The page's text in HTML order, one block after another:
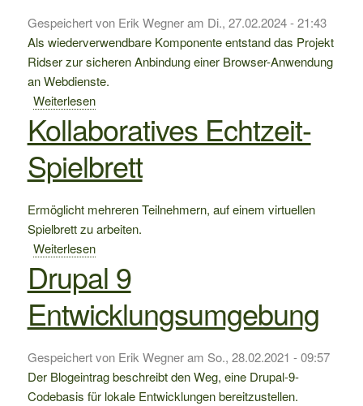
Gespeichert von Erik Wegneram Di., 27.02.2024 - 21:43
Als wiederverwendbare Komponente entstand das Projekt
Ridser zur sicheren Anbindung einer Browser-Anwendung
an Webdienste.
Weiterlesen
Benutzeranmeldung
Kollaboratives Echtzeit-
Spielbrett
Ermöglicht mehreren Teilnehmern, auf einem virtuellen
Spielbrett zu arbeiten.
Weiterlesen
Kollaboratives
Echtzeit-
Spielbrett
Drupal 9
Entwicklungsumgebung
Gespeichert von Erik Wegneram So., 28.02.2021 - 09:57
Der Blogeintrag beschreibt den Weg, eine Drupal-9-
Codebasis für lokale Entwicklungen bereitzustellen.